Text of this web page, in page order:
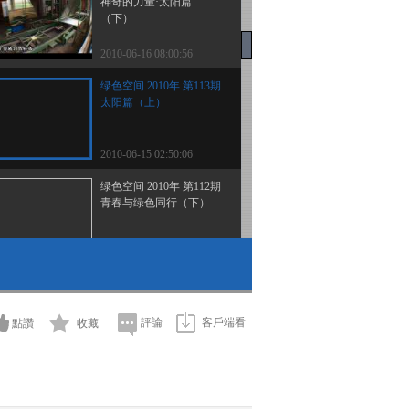
（下）
2010-06-16 08:00:56
绿色空间 2010年 第113期
太阳篇（上）
2010-06-15 02:50:06
绿色空间 2010年 第112期
青春与绿色同行（下）
2010-06-11 08:20:57
點讚 收藏 評論 客戶端看